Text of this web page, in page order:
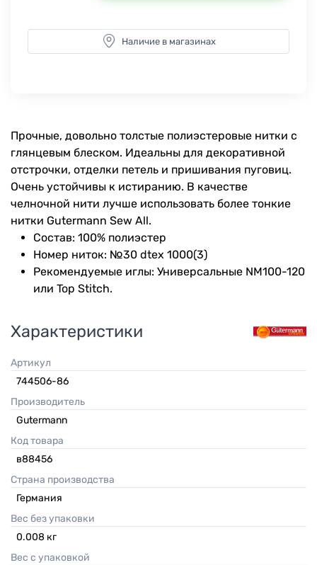
Наличие в магазинах
Прочные, довольно толстые полиэстеровые нитки с
глянцевым блеском. Идеальны для декоративной
отстрочки, отделки петель и пришивания пуговиц.
Очень устойчивы к истиранию. В качестве
челночной нити лучше использовать более тонкие
нитки Gutermann Sew All.
Состав: 100% полиэстер
Номер ниток: №30 dtex 1000(3)
Рекомендуемые иглы: Универсальные NM100-120
или Top Stitch.
Характеристики
Артикул
744506-86
Производитель
Gutermann
Код товара
в88456
Страна производства
Германия
Вес без упаковки
0.008 кг
Вес с упаковкой